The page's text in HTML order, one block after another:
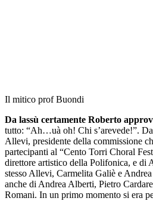
Il mitico prof Buondi
Da lassù certamente Roberto
tutto: “Ah…uà oh! Chi s’arevede!”.
Allevi, presidente della commissione
partecipanti al “Cento Torri Choral
direttore artistico della Polifonica, e di
stesso Allevi, Carmelita Galiè e
anche di Andrea Alberti, Pietro
Romani. In un primo momento si era